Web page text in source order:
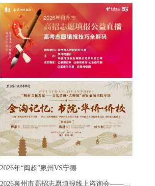
2026年“闽超”泉州VS宁德